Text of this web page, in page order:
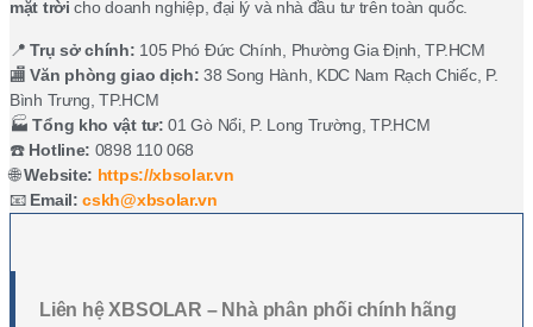
mặt trời cho doanh nghiệp, đại lý và nhà đầu tư trên toàn quốc.
📍Trụ sở chính: 105 Phó Đức Chính, Phường Gia Định, TP.HCM
🏬Văn phòng giao dịch: 38 Song Hành, KDC Nam Rạch Chiếc, P.
Bình Trưng, TP.HCM
🏭Tổng kho vật tư: 01 Gò Nổi, P. Long Trường, TP.HCM
☎️ Hotline: 0898 110 068
🌐Website: https://xbsolar.vn
📧 Email: cskh@xbsolar.vn
Liên hệ XBSOLAR – Nhà phân phối chính hãng